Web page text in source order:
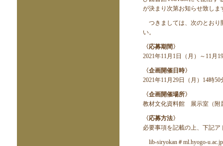
が決まり次第お知らせ致しま
つきましては、次のとおり
い。
〈応募期間〉
2021年11 月 1 日（月）～ 11 月 19
〈企画開催日時〉
2021年11 月 29日（月） 14時50
〈企画開催場所〉
教材文化資料館 展示室（附
〈応募方法〉
必要事項を記載の上、下記
lib-siryokan＃ml.hyogo-u.ac.jp